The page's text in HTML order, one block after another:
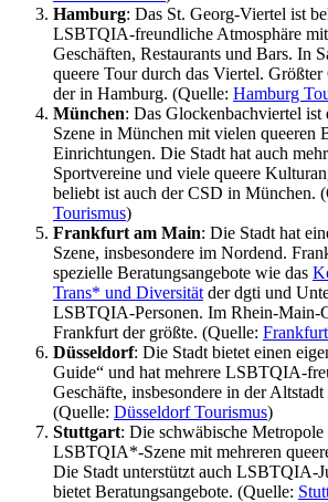
Hamburg: Das St. Georg-Viertel ist
LSBTQIA-freundliche Atmosphäre
Geschäften, Restaurants und Bars. In
queere Tour durch das Viertel.
der in Hamburg. (Quelle: Hamburg
München: Das Glockenbachviertel ist
Szene in München mit vielen queeren
Einrichtungen. Die Stadt hat auch
Sportvereine und viele queere
beliebt ist auch der CSD in München.
Tourismus)
Frankfurt am Main: Die Stadt hat
Szene, insbesondere im Nordend.
spezielle Beratungsangebote wie das
Trans* und Diversität der dgti und
LSBTQIA-Personen. Im Rhein-Main-
Frankfurt der größte. (Quelle:
Düsseldorf: Die Stadt bietet einen
Guide“ und hat mehrere LSBTQIA-
Geschäfte, insbesondere in der
(Quelle: Düsseldorf Tourismus)
Stuttgart: Die schwäbische Metropole
LSBTQIA*-Szene mit mehreren
Die Stadt unterstützt auch LSBTQIA-
bietet Beratungsangebote. (Quelle: